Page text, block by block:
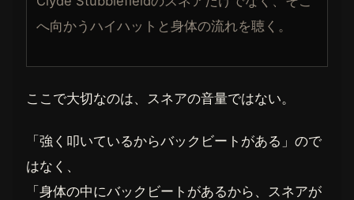
へ向かうハイハットと身体の流れを聴く。
ここで大切なのは、スネアの音量ではない。
「強く叩いているからバックビートがある」ので
はなく、
「身体の中にバックビートがあるから、スネアが